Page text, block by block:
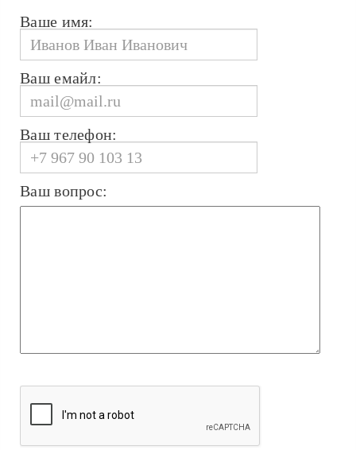
Ваше имя:
Ваш емайл:
Ваш телефон:
Ваш вопрос: